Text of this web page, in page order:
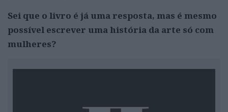
Sei que o livro é já uma resposta, mas é mesmo
possível escrever uma história da arte só com
mulheres?